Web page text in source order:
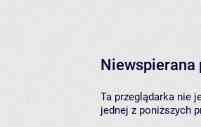
Niewspierana
Ta przeglądarka nie
jednej z poniższych